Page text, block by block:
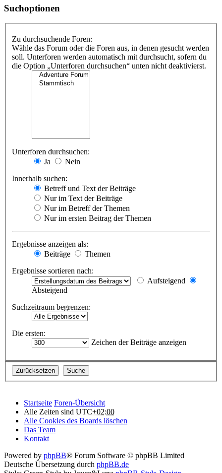
Suchoptionen
Zu durchsuchende Foren:
Wähle das Forum oder die Foren aus, in denen gesucht werden
soll. Unterforen werden automatisch mit durchsucht, sofern du
die Option „Unterforen durchsuchen“ unten nicht deaktivierst.
Unterforen durchsuchen:
Ja
Nein
Innerhalb suchen:
Betreff und Text der Beiträge
Nur im Text der Beiträge
Nur im Betreff der Themen
Nur im ersten Beitrag der Themen
Ergebnisse anzeigen als:
Beiträge
Themen
Ergebnisse sortieren nach:
Aufsteigend
Absteigend
Suchzeitraum begrenzen:
Die ersten:
Zeichen der Beiträge anzeigen
Startseite Foren-Übersicht
Alle Zeiten sind UTC+02:00
Alle Cookies des Boards löschen
Das Team
Kontakt
Powered by phpBB® Forum Software © phpBB Limited
Deutsche Übersetzung durch phpBB.de